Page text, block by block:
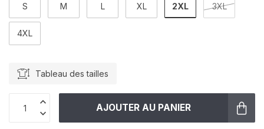
S M L XL 2XL 3XL
4XL
Tableau des tailles
AJOUTER AU PANIER